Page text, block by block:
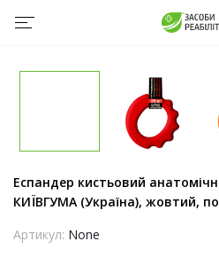
Еспандер кистьовий
КИЇВГУМА (Україна), жовтий,
Артикул: None